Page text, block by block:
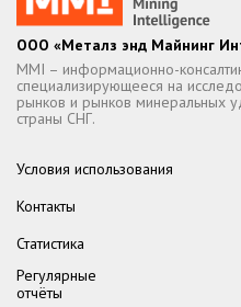
ООО «Металз энд Майнинг
MMI – информационно-
специализирующееся на
рынков и рынков минеральных
страны СНГ.
Условия использования
Контакты
Статистика
Регулярные
отчёты